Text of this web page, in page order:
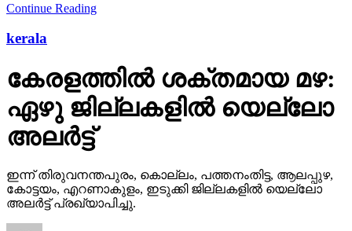
Continue Reading
kerala
കേരളത്തില്‍ ശക്തമായ മഴ:
ഏഴു ജില്ലകളില്‍ യെല്ലോ
അലര്‍ട്ട്
ഇന്ന് തിരുവനന്തപുരം, കൊല്ലം, പത്തനംതിട്ട, ആലപ്പുഴ,
കോട്ടയം, എറണാകുളം, ഇടുക്കി ജില്ലകളില്‍ യെല്ലോ
അലര്‍ട്ട് പ്രഖ്യാപിച്ചു.